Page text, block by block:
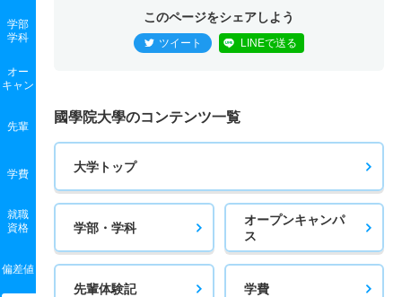
学部
学科
オー
キャン
先輩
学費
就職
資格
偏差値
このページをシェアしよう
ツイート LINEで送る
國學院大學のコンテンツ一覧
大学トップ
学部・学科
オープンキャンパ
ス
先輩体験記 学費